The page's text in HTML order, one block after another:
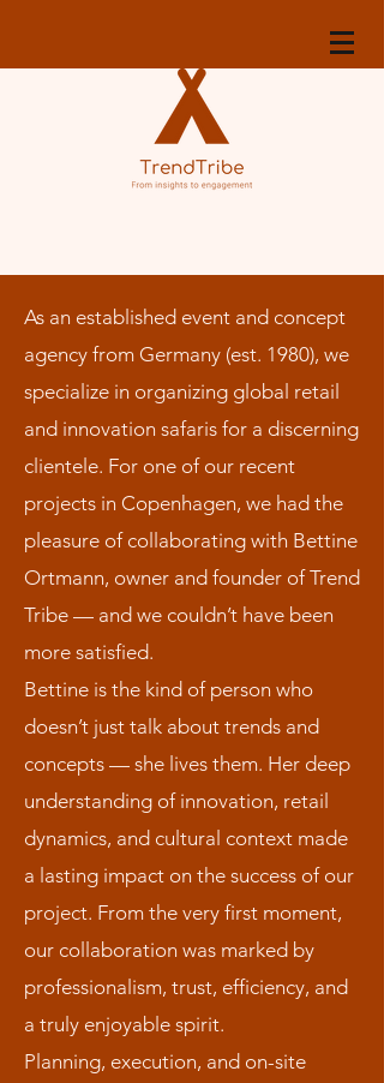
As an established event and concept
agency from Germany (est. 1980), we
specialize in organizing global retail
and innovation safaris for a discerning
clientele. For one of our recent
projects in Copenhagen, we had the
pleasure of collaborating with Bettine
Ortmann, owner and founder of Trend
Tribe — and we couldn’t have been
more satisfied.
Bettine is the kind of person who
doesn’t just talk about trends and
concepts — she lives them. Her deep
understanding of innovation, retail
dynamics, and cultural context made
a lasting impact on the success of our
project. From the very first moment,
our collaboration was marked by
professionalism, trust, efficiency, and
a truly enjoyable spirit.
Planning, execution, and on-site